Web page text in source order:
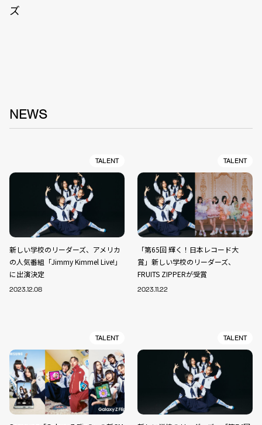
ズ
NEWS
TALENT
新しい学校のリーダーズ、アメリカ
の人気番組「Jimmy Kimmel Live!」
に出演決定
2023.12.08
TALENT
「第65回 輝く！日本レコード大
賞」新しい学校のリーダーズ、
FRUITS ZIPPERが受賞
2023.11.22
TALENT TALENT